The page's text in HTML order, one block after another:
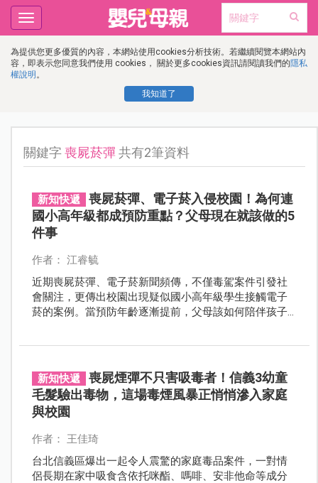
為提供您更多優質的內容，本網站使用cookies分析技術。若繼續閱覽本網站內
容，即表示您同意我們使用 cookies， 關於更多cookies資訊請閱讀我們的隱私
權說明 。
我知道了
Toggle
navigation
關鍵字喪屍菸彈 共有2筆資料
新知快遞
喪屍菸彈、電子菸入侵校園！為何連
國小高年級都成預防重點？父母現在就該做的5
件事
作者： 江睿毓
近期喪屍菸彈、電子菸新聞頻傳，不僅毒駕案件引發社
會關注，更傳出校園出現疑似國小高年級學生接觸電子
菸的案例。當預防年齡逐漸提前，父母該如何陪伴孩子
新知快遞
喪屍煙彈不只害吸毒者！信義3幼童
毛髮驗出毒物，這場毒煙風暴正悄悄滲入家庭
與校園
作者： 王佳琦
台北信義區爆出一起令人震驚的家庭毒品案件，一對情
侶長期在家中吸食含依托咪酯、嗎啡、安非他命等成分